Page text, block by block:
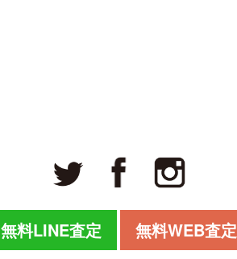
無料LINE査定 無料WEB査定